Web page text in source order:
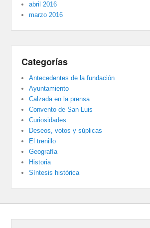
abril 2016
marzo 2016
Categorías
Antecedentes de la fundación
Ayuntamiento
Calzada en la prensa
Convento de San Luis
Curiosidades
Deseos, votos y súplicas
El trenillo
Geografía
Historia
Síntesis histórica